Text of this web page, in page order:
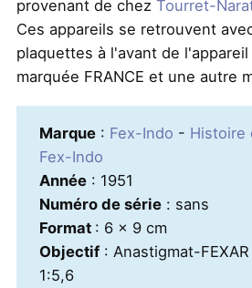
provenant de chez Tourret-
Ces appareils se retrouvent
plaquettes à l'avant de
marquée FRANCE et une autre
Marque: Fex-Indo - Histoire
Fex-Indo
Année: 1951
Numéro de série: sans
Format : 6 x 9 cm
Objectif: Anastigmat-
1:5,6